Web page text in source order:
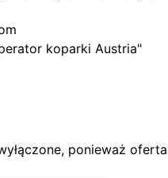
koparki Austria"
ponieważ oferta